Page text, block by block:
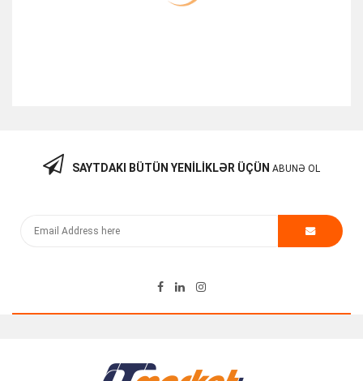
DAHUA KAMERA 2MP DH-HAC-HFW1231RP-Z-A-2712
SAYTDAKI BÜTÜN YENILIKLƏR ÜÇÜN ABUNƏ OL